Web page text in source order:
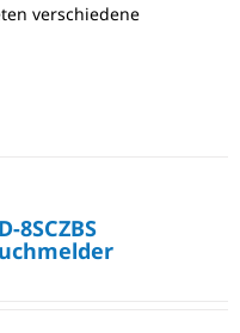
verschiedene
8SCZBS